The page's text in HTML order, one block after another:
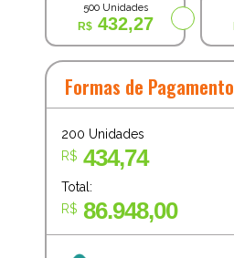
500 Unidades
432,27
Formas de Pagamento
200 Unidades
R$ 434,74
Total:
R$ 86.948,00